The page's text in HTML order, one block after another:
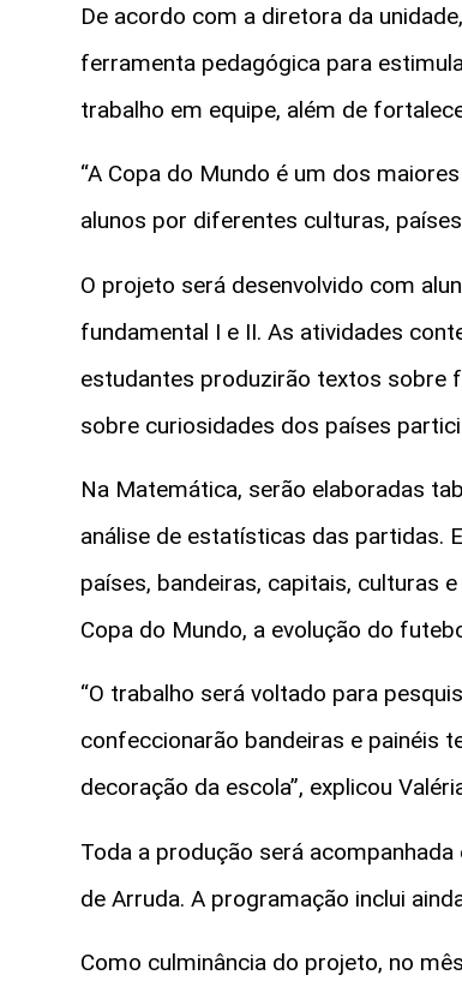
De acordo com a diretora da
ferramenta pedagógica para
trabalho em equipe, além de
“A Copa do Mundo é um dos
alunos por diferentes culturas,
O projeto será desenvolvido com
fundamental I e II. As atividades
estudantes produzirão textos sobre
sobre curiosidades dos países
Na Matemática, serão elaboradas
análise de estatísticas das partidas.
países, bandeiras, capitais, culturas
Copa do Mundo, a evolução do
“O trabalho será voltado para
confeccionarão bandeiras e painéis
decoração da escola”, explicou
Toda a produção será
de Arruda. A programação inclui
Como culminância do projeto, no